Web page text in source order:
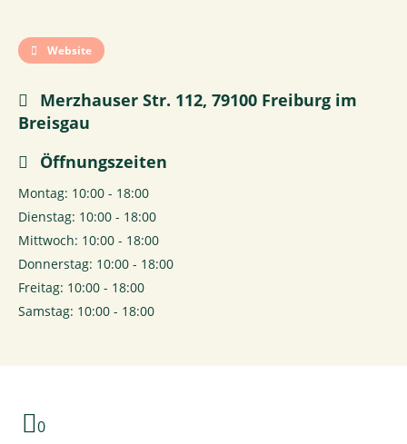
Website
Merzhauser Str. 112, 79100 Freiburg im
Breisgau
Öffnungszeiten
Montag: 10:00 - 18:00
Dienstag: 10:00 - 18:00
Mittwoch: 10:00 - 18:00
Donnerstag: 10:00 - 18:00
Freitag: 10:00 - 18:00
Samstag: 10:00 - 18:00
0